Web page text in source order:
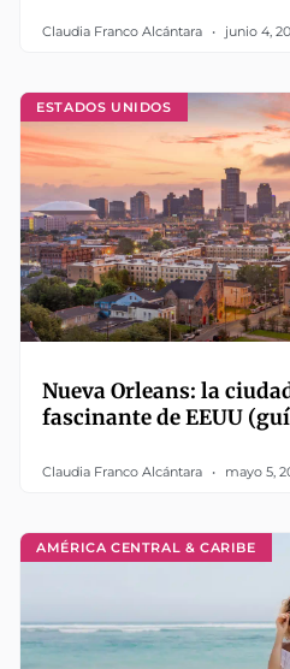
Claudia Franco Alcántara junio 4,
ESTADOS UNIDOS
Nueva Orleans: la
fascinante de EEUU
Claudia Franco Alcántara mayo 5,
AMÉRICA CENTRAL & CARIBE